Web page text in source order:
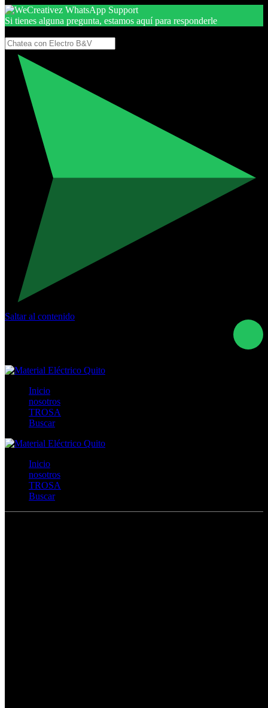
Si tienes alguna pregunta, estamos aquí para responderle
Saltar al contenido
Inicio
nosotros
TROSA
Buscar
Inicio
nosotros
TROSA
Buscar